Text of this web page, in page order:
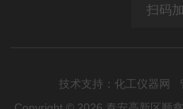
扫码
技术支持： 化工仪器网